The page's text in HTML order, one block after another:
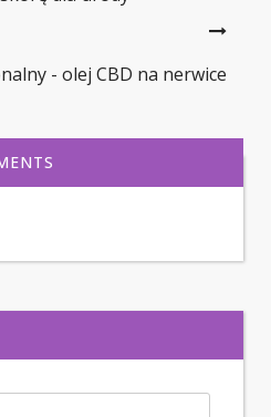
- olej CBD na nerwice